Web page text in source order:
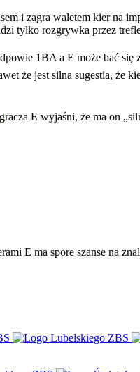
i zagra waletem kier na
tylko rozgrywka przez
1BA a E może bać się
że jest silna sugestia, że
gracza E wyjaśni, że ma on
E ma spore szanse na